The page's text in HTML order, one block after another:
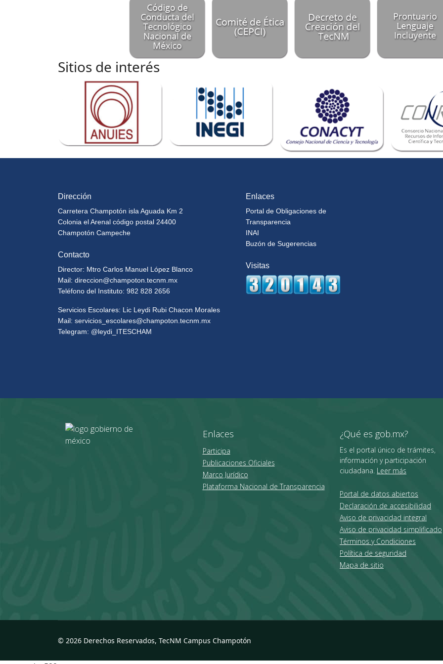
Sitios de interés
Dirección
Carretera Champotón isla Aguada Km 2
Colonia el Arenal código postal 24400
Champotón Campeche
Contacto
Director: Mtro Carlos Manuel López Blanco
Mail: direccion@champoton.tecnm.mx
Teléfono del Instituto: 982 828 2656
Servicios Escolares: Lic Leydi Rubi Chacon Morales
Mail: servicios_escolares@champoton.tecnm.mx
Telegram: @leydi_ITESCHAM
Enlaces
Portal de Obligaciones de
Transparencia
INAI
Buzón de Sugerencias
Visitas
Enlaces
Participa
Publicaciones Oficiales
Marco Jurídico
Plataforma Nacional de Transparencia
¿Qué es gob.mx?
Es el portal único de trámites,
información y participación
ciudadana. Leer más
Portal de datos abiertos
Declaración de accesibilidad
Aviso de privacidad integral
Aviso de privacidad simplificado
Términos y Condiciones
Política de seguridad
Mapa de sitio
© 2026 Derechos Reservados, TecNM Campus Champotón